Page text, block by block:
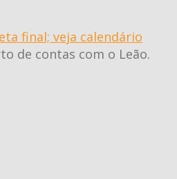
final; veja calendário
de contas com o Leão.